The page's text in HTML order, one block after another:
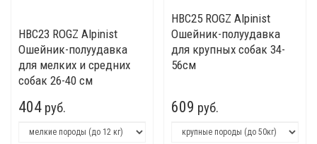
HBC23 ROGZ Alpinist
Ошейник-полуудавка
для мелких и средних
собак 26-40 см
404 руб.
HBC25 ROGZ Alpinist
Ошейник-полуудавка
для крупных собак 34-
56см
609 руб.